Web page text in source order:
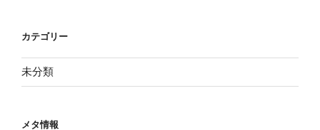
カテゴリー
未分類
メタ情報